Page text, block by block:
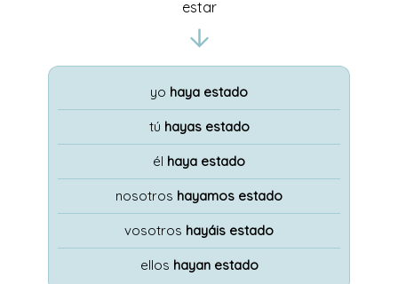
estar
yo haya estado
tú hayas estado
él haya estado
nosotros hayamos estado
vosotros hayáis estado
ellos hayan estado